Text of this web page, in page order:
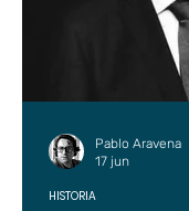
HISTORIA
Pablo Aravena
17 jun